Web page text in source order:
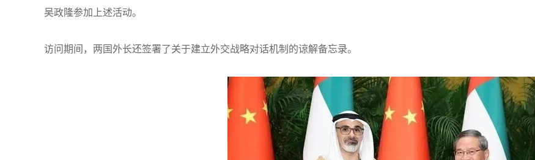
吴政隆参加上述活动。
访问期间，两国外长还签署了关于建立外交战略对话机制的谅解备忘录。